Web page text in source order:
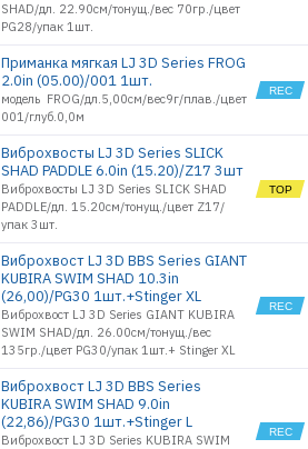
SHAD/дл. 22.90см/тонущ./вес 70гр./цвет
PG28/упак 1шт.
Приманка мягкая LJ 3D Series FROG
2.0in (05.00)/001 1шт.
модель FROG/дл.5,00см/вес9г/плав./цвет
001/глуб.0,0м
Виброхвосты LJ 3D Series SLICK
SHAD PADDLE 6.0in (15.20)/Z17 3шт
Виброхвосты LJ 3D Series SLICK SHAD
PADDLE/дл. 15.20см/тонущ./цвет Z17/
упак 3шт.
Виброхвост LJ 3D BBS Series GIANT
KUBIRA SWIM SHAD 10.3in
(26,00)/PG30 1шт.+Stinger XL
Виброхвост LJ 3D Series GIANT KUBIRA
SWIM SHAD/дл. 26.00см/тонущ./вес
135гр./цвет PG30/упак 1шт.+ Stinger XL
Виброхвост LJ 3D BBS Series
KUBIRA SWIM SHAD 9.0in
(22,86)/PG30 1шт.+Stinger L
Виброхвост LJ 3D Series KUBIRA SWIM